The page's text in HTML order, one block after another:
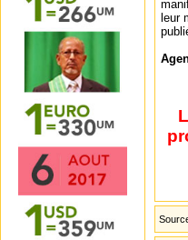
leur